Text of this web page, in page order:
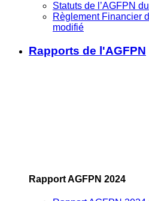
Statuts de l’AGFPN
Règlement Financier
modifié
Rapports de l'AGFPN
Rapport AGFPN 2024